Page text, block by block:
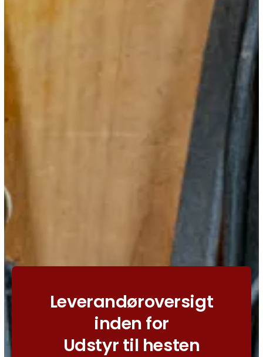
Leverandøroversigt
inden for
Udstyr til hesten